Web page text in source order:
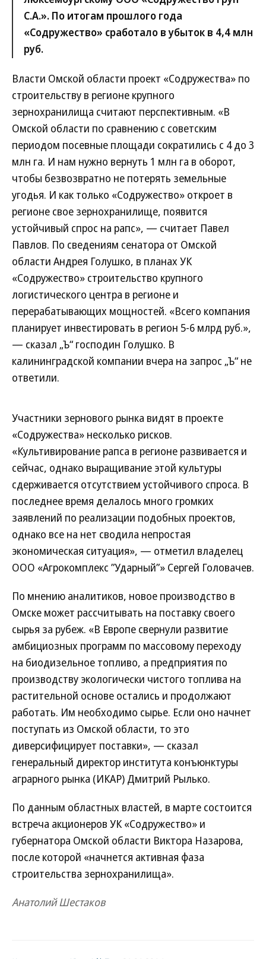
С.А.». По итогам прошлого года
«Содружество» сработало в убыток в 4,4 млн
руб.
Власти Омской области проект «Содружества» по
строительству в регионе крупного
зернохранилища считают перспективным. «В
Омской области по сравнению с советским
периодом посевные площади сократились с 4 до 3
млн га. И нам нужно вернуть 1 млн га в оборот,
чтобы безвозвратно не потерять земельные
угодья. И как только «Содружество» откроет в
регионе свое зернохранилище, появится
устойчивый спрос на рапс», — считает Павел
Павлов. По сведениям сенатора от Омской
области Андрея Голушко, в планах УК
«Содружество» строительство крупного
логистического центра в регионе и
перерабатывающих мощностей. «Всего компания
планирует инвестировать в регион 5-6 млрд руб.»,
— сказал „Ъ“ господин Голушко. В
калининградской компании вчера на запрос „Ъ“ не
ответили.
Участники зернового рынка видят в проекте
«Содружества» несколько рисков.
«Культивирование рапса в регионе развивается и
сейчас, однако выращивание этой культуры
сдерживается отсутствием устойчивого спроса. В
последнее время делалось много громких
заявлений по реализации подобных проектов,
однако все на нет сводила непростая
экономическая ситуация», — отметил владелец
ООО «Агрокомплекс ”Ударный”» Сергей Головачев.
По мнению аналитиков, новое производство в
Омске может рассчитывать на поставку своего
сырья за рубеж. «В Европе свернули развитие
амбициозных программ по массовому переходу
на биодизельное топливо, а предприятия по
производству экологически чистого топлива на
растительной основе остались и продолжают
работать. Им необходимо сырье. Если оно начнет
поступать из Омской области, то это
диверсифицирует поставки», — сказал
генеральный директор института конъюнктуры
аграрного рынка (ИКАР) Дмитрий Рылько.
По данным областных властей, в марте состоится
встреча акционеров УК «Содружество» и
губернатора Омской области Виктора Назарова,
после которой «начнется активная фаза
строительства зернохранилища».
Анатолий Шестаков